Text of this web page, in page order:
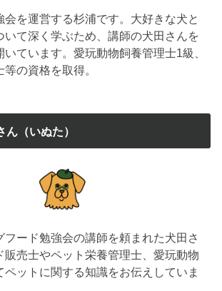
会を運営する杉浦です。大好きな犬と
いて深く学ぶため、講師の犬田さんを
ています。愛玩動物飼養管理士1級、
の資格を取得。
（いぬた）
フード勉強会の講師を頼まれた犬田さ
販売士やペット栄養管理士、愛玩動物
ペットに関する知識をお伝えしていま